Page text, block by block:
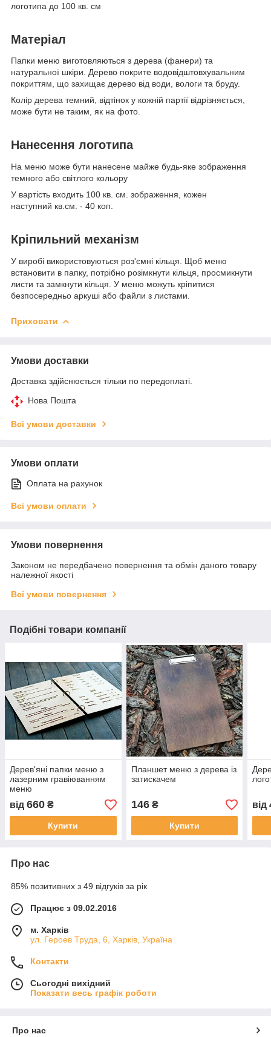
логотипа до 100 кв. см
Матеріал
Папки меню виготовляються з дерева (фанери) та
натуральної шкіри. Дерево покрите водовідштовхувальним
покриттям, що захищає дерево від води, вологи та бруду.
Колір дерева темний, відтінок у кожній партії відрізняється,
може бути не таким, як на фото.
Нанесення логотипа
На меню може бути нанесене майже будь-яке зображення
темного або світлого кольору
У вартість входить 100 кв. см. зображення, кожен
наступний кв.см. - 40 коп.
Кріпильний механізм
У виробі використовуються роз'ємні кільця. Щоб меню
встановити в папку, потрібно розімкнути кільця, просмикнути
листи та замкнути кільця. У меню можуть кріпитися
безпосередньо аркуші або файли з листами.
Приховати
Умови доставки
Доставка здійснюється тільки по передоплаті.
Нова Пошта
Всі умови доставки
Умови оплати
Оплата на рахунок
Всі умови оплати
Умови повернення
Законом не передбачено повернення та обмін даного товару
належної якості
Всі умови повернення
Подібні товари компанії
Дерев'яні папки меню з
лазерним гравіюванням
меню
від 660 ₴
Купити
Планшет меню з дерева із
затискачем
146₴
Купити
від
Про нас
85% позитивних з 49 відгуків за рік
Працює з 09.02.2016
м. Харків
ул. Героев Труда, 6, Харків, Україна
Контакти
Сьогодні вихідний
Показати весь графік роботи
Про нас